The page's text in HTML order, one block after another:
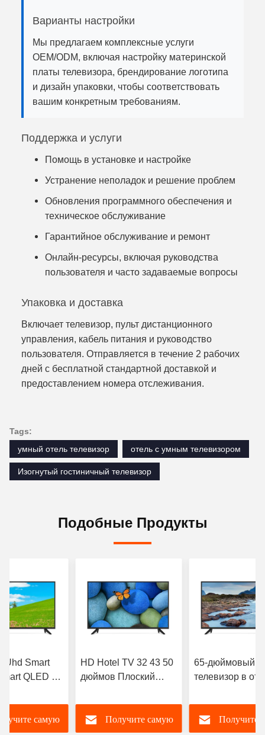
Варианты настройки
Мы предлагаем комплексные услуги
OEM/ODM, включая настройку материнской
платы телевизора, брендирование логотипа
и дизайн упаковки, чтобы соответствовать
вашим конкретным требованиям.
Поддержка и услуги
Помощь в установке и настройке
Устранение неполадок и решение проблем
Обновления программного обеспечения и
техническое обслуживание
Гарантийное обслуживание и ремонт
Онлайн-ресурсы, включая руководства
пользователя и часто задаваемые вопросы
Упаковка и доставка
Включает телевизор, пульт дистанционного
управления, кабель питания и руководство
пользователя. Отправляется в течение 2 рабочих
дней с бесплатной стандартной доставкой и
предоставлением номера отслеживания.
Tags:
умный отель телевизор
отель с умным телевизором
Изогнутый гостиничный телевизор
Подобные Продукты
Uhd Smart
QLED TV
46 55 65
самую
HD Hotel TV 32 43 50
дюймов Плоский
Android LED USB
OEM OledПолучите самую
65-дюймовый
телевизор в
Получите